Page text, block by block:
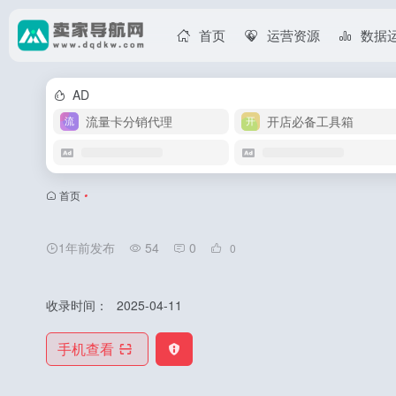
首页 运营资源 数据
AD
流量卡分销代理
开店必备工具箱
首页 •
1年前发布 54 0 0
收录时间： 2025-04-11
手机查看